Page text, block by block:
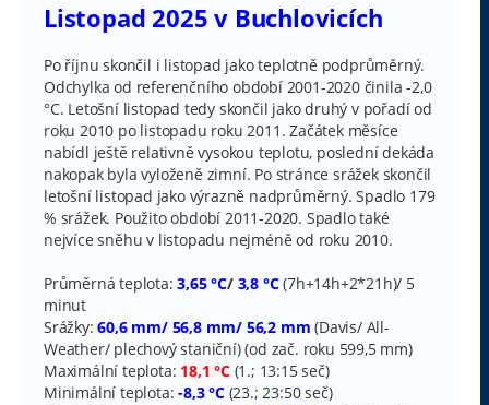
s
p
e
k
Listopad 2025 v Buchlovicích
Po říjnu skončil i listopad jako teplotně podprůměrný.
Odchylka od referenčního období 2001-2020 činila -2,0
°C. Letošní listopad tedy skončil jako druhý v pořadí od
roku 2010 po listopadu roku 2011. Začátek měsíce
nabídl ještě relativně vysokou teplotu, poslední dekáda
nakopak byla vyloženě zimní. Po stránce srážek skončil
letošní listopad jako výrazně nadprůměrný. Spadlo 179
% srážek. Použito období 2011-2020. Spadlo také
nejvíce sněhu v listopadu nejméně od roku 2010.
Průměrná teplota:3,65 °C/ 3,8 °C(7h+14h+2*21h)/ 5
minut
Srážky:60,6 mm/ 56,8 mm/ 56,2 mm (Davis/ All-
Weather/ plechový staniční) (od zač. roku 599,5 mm)
Maximální teplota: 18,1 °C(1.; 13:15 seč)
Minimální teplota:-8,3 °C(23.; 23:50 seč)